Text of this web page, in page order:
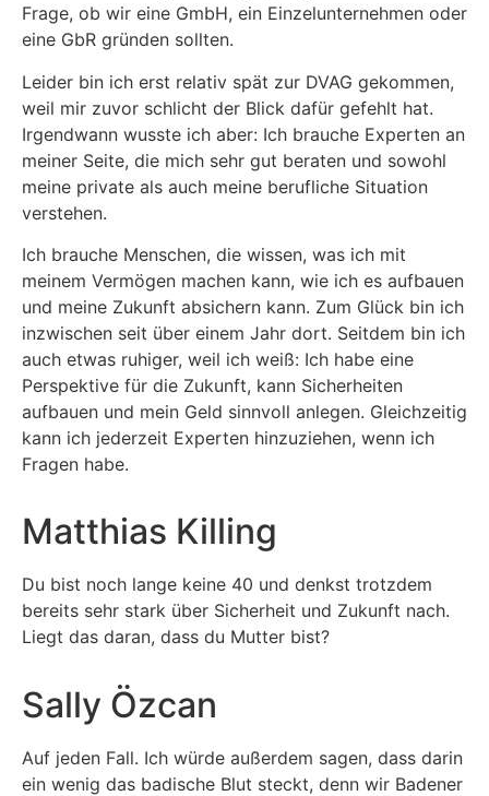
Frage, ob wir eine GmbH, ein Einzelunternehmen oder
eine GbR gründen sollten.
Leider bin ich erst relativ spät zur DVAG gekommen,
weil mir zuvor schlicht der Blick dafür gefehlt hat.
Irgendwann wusste ich aber: Ich brauche Experten an
meiner Seite, die mich sehr gut beraten und sowohl
meine private als auch meine berufliche Situation
verstehen.
Ich brauche Menschen, die wissen, was ich mit
meinem Vermögen machen kann, wie ich es aufbauen
und meine Zukunft absichern kann. Zum Glück bin ich
inzwischen seit über einem Jahr dort. Seitdem bin ich
auch etwas ruhiger, weil ich weiß: Ich habe eine
Perspektive für die Zukunft, kann Sicherheiten
aufbauen und mein Geld sinnvoll anlegen. Gleichzeitig
kann ich jederzeit Experten hinzuziehen, wenn ich
Fragen habe.
Matthias Killing
Du bist noch lange keine 40 und denkst trotzdem
bereits sehr stark über Sicherheit und Zukunft nach.
Liegt das daran, dass du Mutter bist?
Sally Özcan
Auf jeden Fall. Ich würde außerdem sagen, dass darin
ein wenig das badische Blut steckt, denn wir Badener